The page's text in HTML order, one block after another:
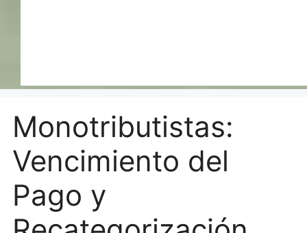
Monotributistas:
Vencimiento del
Pago y